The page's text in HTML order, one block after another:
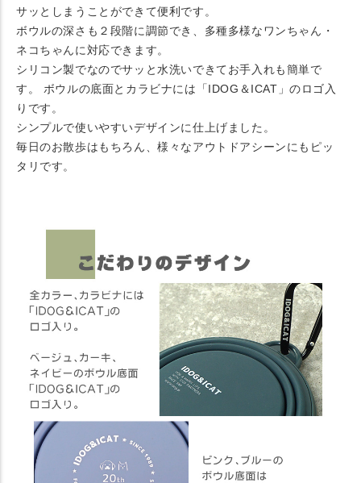
サッとしまうことができて便利です。
ボウルの深さも２段階に調節でき、多種多様なワンちゃん・
ネコちゃんに対応できます。
シリコン製でなのでサッと水洗いできてお手入れも簡単で
す。 ボウルの底面とカラビナには「IDOG＆ICAT」のロゴ入
りです。
シンプルで使いやすいデザインに仕上げました。
毎日のお散歩はもちろん、様々なアウトドアシーンにもピッ
タリです。